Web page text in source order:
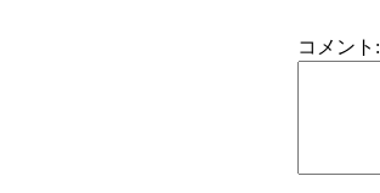
コメント: